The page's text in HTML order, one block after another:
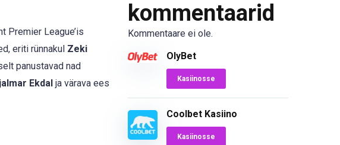
Premier League’is
eriti rünnakul Zeki
panustavad nad
Ekdal ja värava ees
kommentaarid
Kommentaare ei ole.
OlyBet
Kasiinosse
Coolbet Kasiino
Kasiinosse